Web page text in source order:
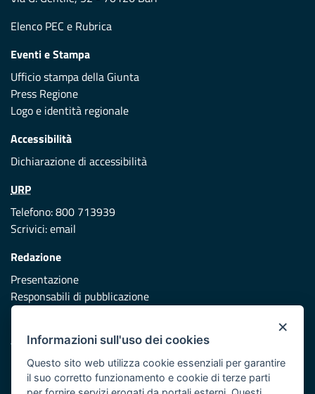
Elenco PEC e Rubrica
Eventi e Stampa
Ufficio stampa della Giunta
Press Regione
Logo e identità regionale
Accessibilità
Dichiarazione di accessibilità
URP
Telefono: 800 713939
Scrivici:email
Redazione
Presentazione
Responsabili di pubblicazione
Vai al sito di Protezione Civile Puglia
Iniziativa finanziata con risorse del POR Puglia 2014/2020 -
×
Informazioni sull'uso dei cookies
Questo sito web utilizza cookie essenziali per garantire
il suo corretto funzionamento e cookie di terze parti